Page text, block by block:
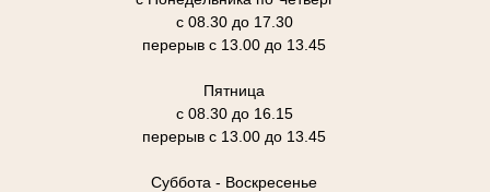
с 08.30 до 17.30
перерыв с 13.00 до 13.45
Пятница
с 08.30 до 16.15
перерыв с 13.00 до 13.45
Суббота - Воскресенье